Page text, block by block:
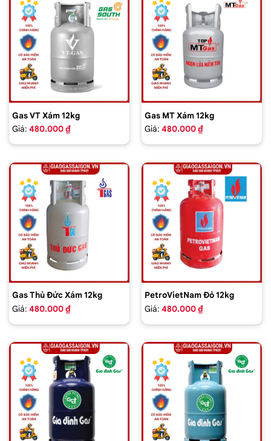
Gas VT Xám 12kg
Giá: 480.000 ₫
Gas MT Xám 12kg
Giá: 480.000 ₫
Gas Thủ Đức Xám 12kg
Giá: 480.000 ₫
PetroVietNam Đỏ 12kg
Giá: 480.000 ₫